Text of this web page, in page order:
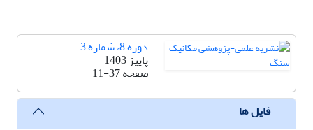
دوره 8، شماره 3
پاییز 1403
صفحه11-37
فایل ها